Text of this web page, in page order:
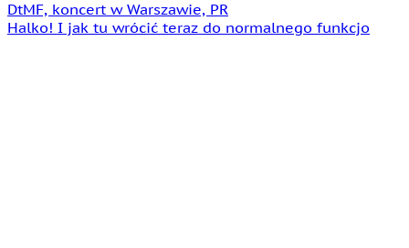
Halko! I jak tu wrócić teraz do normalnego funkcjo